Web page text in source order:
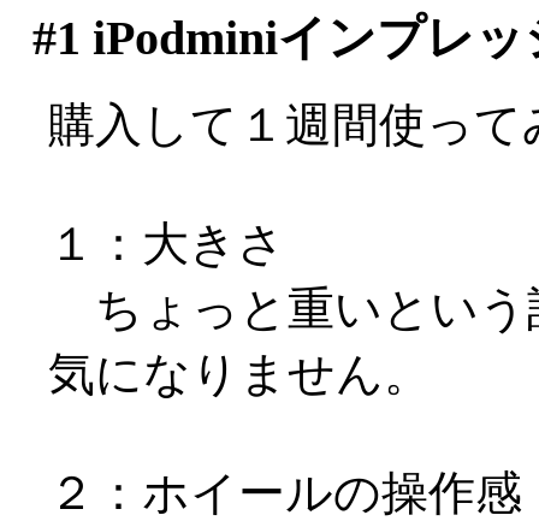
#1 iPodminiインプレッ
購入して１週間使っ
１：大きさ
ちょっと重いという
気になりません。
２：ホイールの操作感